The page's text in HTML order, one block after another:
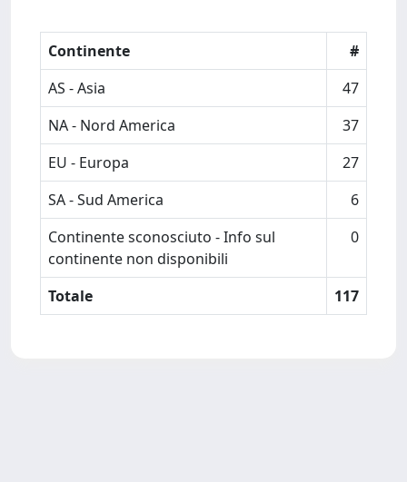
Continente
#
AS - Asia
47
NA - Nord America
37
EU - Europa
27
SA - Sud America
6
Continente sconosciuto - Info sul
continente non disponibili
0
Totale 117